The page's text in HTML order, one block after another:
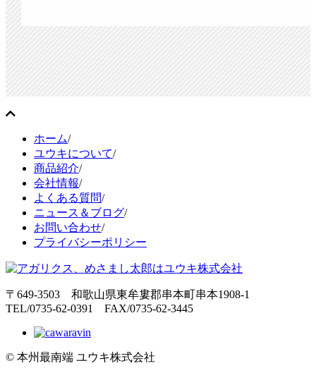
ホーム/
ユウキについて/
商品紹介/
会社情報/
よくある質問/
ニュース＆ブログ/
お問い合わせ/
プライバシーポリシー
〒649-3503 和歌山県東牟婁郡串本町串本1908-1
TEL/0735-62-0391 FAX/0735-62-3445
© 本州最南端 ユウキ株式会社